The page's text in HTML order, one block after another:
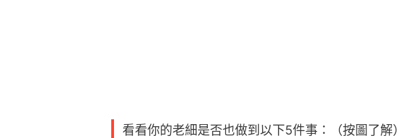
看看你的老細是否也做到以下5件事：（按圖了解）